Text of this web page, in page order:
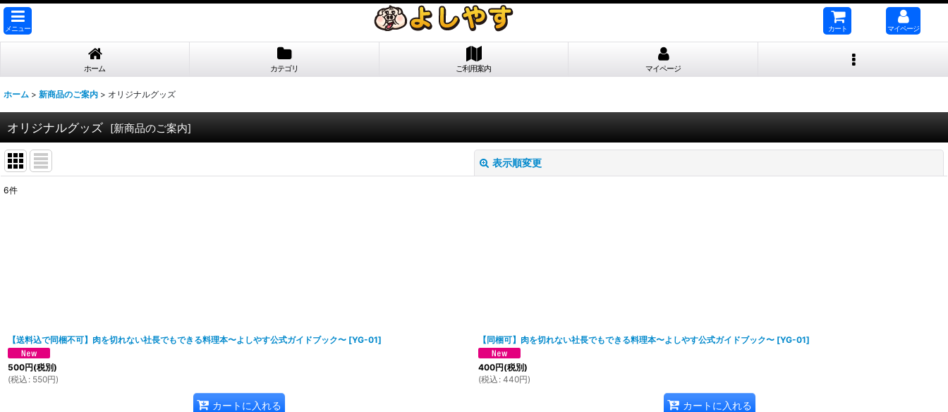
メニュー カート マイページ
ホーム カテゴリ ご利用案内 マイページ
ホーム > 新商品のご案内 > オリジナルグッズ
オリジナルグッズ [新商品のご案内]
表示順変更
6件
【送料込で同梱不可】肉を切れない社長でもできる料理本〜よしやす公式ガイドブック〜 [YG-01]
500円(税別)
(税込 : 550円)
カートに入れる
【同梱可】肉を切れない社長でもできる料理本〜よしやす公式ガイドブック〜 [YG-01]
400円(税別)
(税込 : 440円)
カートに入れる